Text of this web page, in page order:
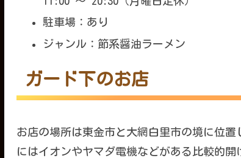
駐車場：あり
ジャンル：節系醤油ラーメン
ガード下のお店
お店の場所は東金市と大網白里市の境に位
にはイオンやヤマダ電機などがある比較的開